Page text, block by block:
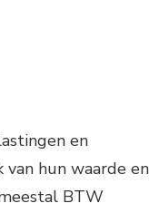
en
hun waarde en
BTW